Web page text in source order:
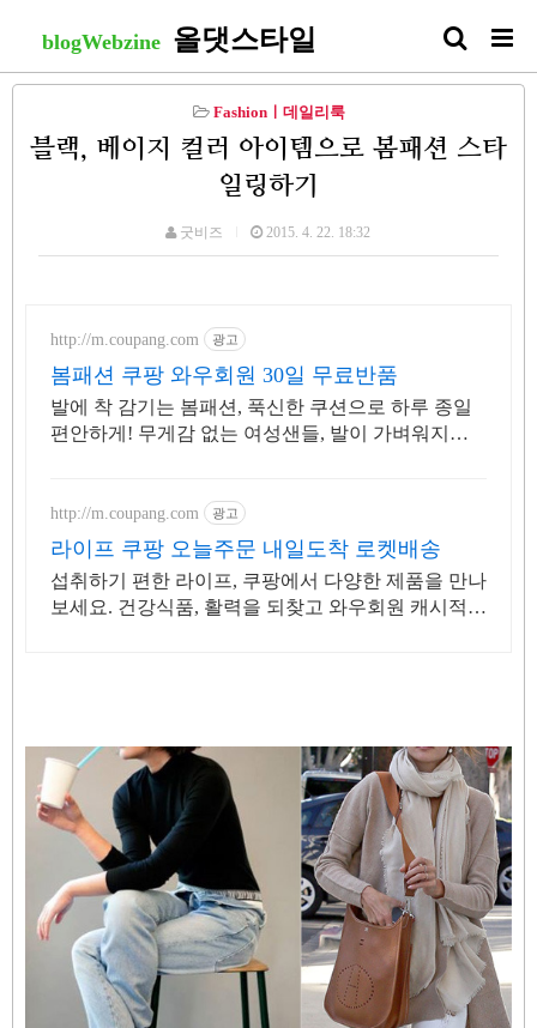
blogWebzine 올댓스타일
Fashionㅣ데일리룩
블랙, 베이지 컬러 아이템으로 봄패션 스타
일링하기
굿비즈 2015. 4. 22. 18:32
http://m.coupang.com 광고
봄패션 쿠팡 와우회원 30일 무료반품
발에 착 감기는 봄패션, 푹신한 쿠션으로 하루 종일
편안하게! 무게감 없는 여성샌들, 발이 가벼워지는
http://m.coupang.com 광고
라이프 쿠팡 오늘주문 내일도착 로켓배송
섭취하기 편한 라이프, 쿠팡에서 다양한 제품을 만나
보세요. 건강식품, 활력을 되찾고 와우회원 캐시적립